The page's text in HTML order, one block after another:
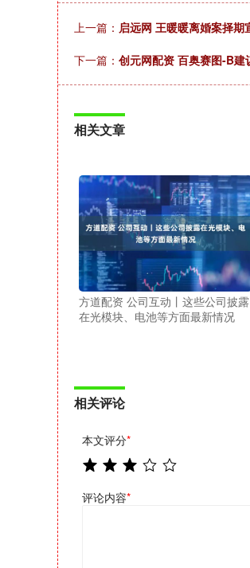
上一篇： 启远网 王暖暖离婚案择
下一篇： 创元网配资 百奥赛图-B
相关文章
方道配资 公司互动丨这些公司披露
在光模块、电池等方面最新情况
相关评论
本文评分*
评论内容*